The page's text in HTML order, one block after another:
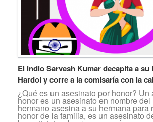
El indio Sarvesh Kumar decapita a su
Hardoi y corre a la comisaría con la
¿Qué es un asesinato por honor? Un
honor es un asesinato en nombre del
hermano asesina a su hermana para
honor de la familia, es un asesinato